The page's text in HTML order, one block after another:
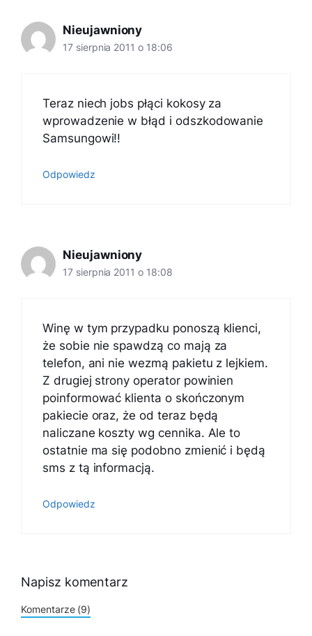
Nieujawniony
17 sierpnia 2011 o 18:06
Teraz niech jobs płąci kokosy za
wprowadzenie w błąd i odszkodowanie
Samsungowi!!
Odpowiedz
Nieujawniony
17 sierpnia 2011 o 18:08
Winę w tym przypadku ponoszą klienci,
że sobie nie spawdzą co mają za
telefon, ani nie wezmą pakietu z lejkiem.
Z drugiej strony operator powinien
poinformować klienta o skończonym
pakiecie oraz, że od teraz będą
naliczane koszty wg cennika. Ale to
ostatnie ma się podobno zmienić i będą
sms z tą informacją.
Odpowiedz
Napisz komentarz
Komentarze (9)